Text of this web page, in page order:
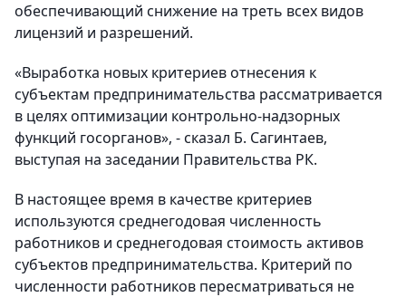
обеспечивающий снижение на треть всех видов
лицензий и разрешений.
«Выработка новых критериев отнесения к
субъектам предпринимательства рассматривается
в целях оптимизации контрольно-надзорных
функций госорганов», - сказал Б. Сагинтаев,
выступая на заседании Правительства РК.
В настоящее время в качестве критериев
используются среднегодовая численность
работников и среднегодовая стоимость активов
субъектов предпринимательства. Критерий по
численности работников пересматриваться не